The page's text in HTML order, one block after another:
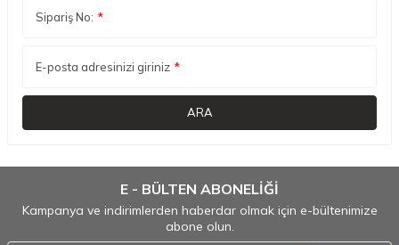
Sipariş No: *
E-posta adresinizi giriniz *
ARA
E - BÜLTEN ABONELİĞİ
Kampanya ve indirimlerden haberdar olmak için e-bültenimize
abone olun.